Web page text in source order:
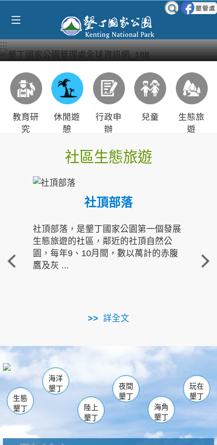
:::
教育研
究
休閒遊
憩
行政申
辦
兒童
生態旅
遊
社區生態旅遊
社頂部落
社頂部落，是墾丁國家公園第一個發展
生態旅遊的社區，鄰近的社頂自然公
園，每年9、10月間，數以萬計的赤腹
鷹及灰 ...
詳全文
重
走進
南仁湖
海生館
恆春 佳樂水
龍鑾潭自然中心 森林遊樂區
瓊麻館
關山 墾管處遊客中心
社頂公園 風吹沙
船帆石
白砂 龍磐公園
香蕉灣
砂島
鵝鑾鼻
生態
墾丁
海洋
墾丁
陸上
墾丁
夜間
墾丁
海角
墾丁
玩在
墾丁